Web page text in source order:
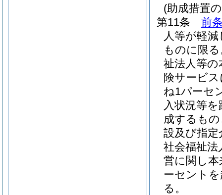
(助成措置
第11条
前
人等が軽
ものに限
祉法人等の
険サービ
ね1パーセ
入状況等
成するも
設及び指定
社会福祉
営に関し
ーセント
る。